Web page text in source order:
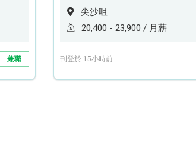
兼職
尖沙咀
20,400 - 23,900 / 月薪
刊登於 15小時前